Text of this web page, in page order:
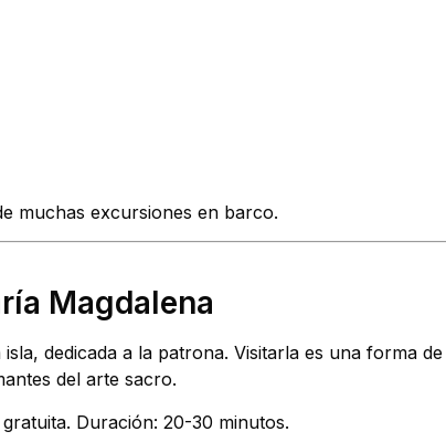
muchas excursiones en barco.
Magdalena
dedicada a la patrona. Visitarla es una forma de
del arte sacro.
Duración: 20-30 minutos.